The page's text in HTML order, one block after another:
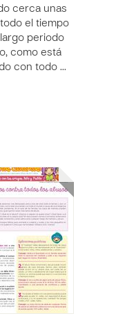
cerca unas
el tiempo
periodo
como está
con todo …